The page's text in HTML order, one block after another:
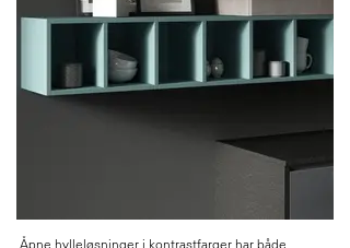
Åpne hylleløsninger i kontrastfarger har både